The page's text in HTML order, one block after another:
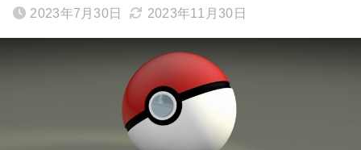
2023年7月30日 2023年11月30日